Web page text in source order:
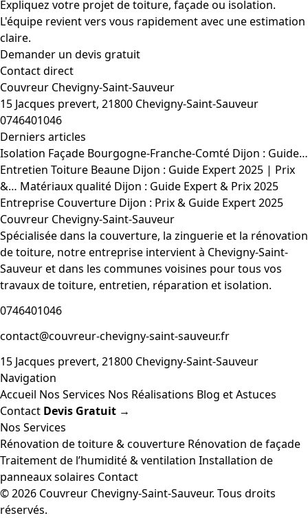
Expliquez votre projet de toiture, façade ou isolation.
L'équipe revient vers vous rapidement avec une estimation
claire.
Demander un devis gratuit
Contact direct
Couvreur Chevigny-Saint-Sauveur
15 Jacques prevert, 21800 Chevigny-Saint-Sauveur
0746401046
Derniers articles
Isolation Façade Bourgogne-Franche-Comté Dijon : Guide…
Entretien Toiture Beaune Dijon : Guide Expert 2025 | Prix
&… Matériaux qualité Dijon : Guide Expert & Prix 2025
Entreprise Couverture Dijon : Prix & Guide Expert 2025
Couvreur Chevigny-Saint-Sauveur
Spécialisée dans la couverture, la zinguerie et la rénovation
de toiture, notre entreprise intervient à Chevigny-Saint-
Sauveur et dans les communes voisines pour tous vos
travaux de toiture, entretien, réparation et isolation.
0746401046
contact@couvreur-chevigny-saint-sauveur.fr
15 Jacques prevert, 21800 Chevigny-Saint-Sauveur
Navigation
Accueil Nos Services Nos Réalisations Blog et Astuces
Contact Devis Gratuit →
Nos Services
Rénovation de toiture & couverture Rénovation de façade
Traitement de l’humidité & ventilation Installation de
panneaux solaires Contact
© 2026 Couvreur Chevigny-Saint-Sauveur. Tous droits
réservés.